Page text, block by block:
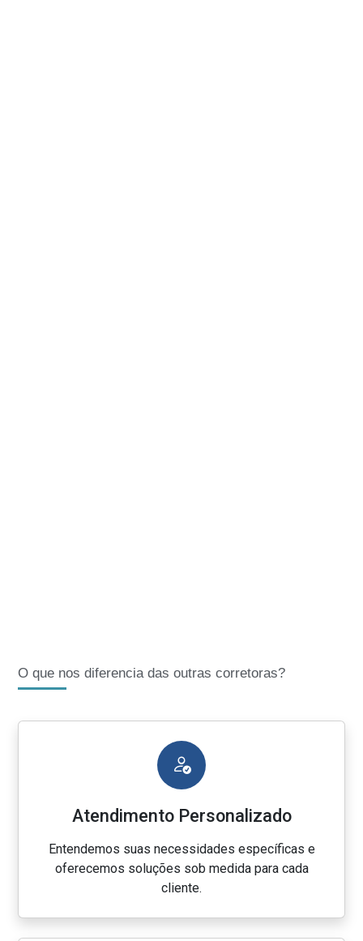
O que nos diferencia das outras corretoras?
Atendimento Personalizado
Entendemos suas necessidades específicas e
oferecemos soluções sob medida para cada
cliente.